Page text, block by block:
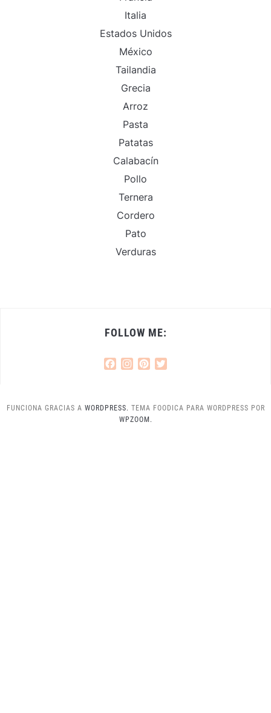
Italia
Estados Unidos
México
Tailandia
Grecia
Arroz
Pasta
Patatas
Calabacín
Pollo
Ternera
Cordero
Pato
Verduras
FOLLOW ME:
Facebook
Instagram
Pinterest
FUNCIONA GRACIAS A WORDPRESS. TEMA FOODICA PARA WORDPRESS POR
WPZOOM.